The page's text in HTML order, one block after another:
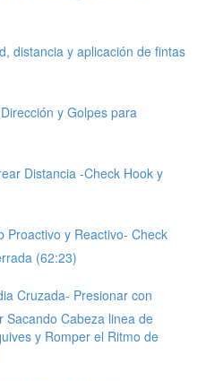
distancia y aplicación de fintas
y Golpes para
Distancia -Check Hook y
Proactivo y Reactivo- Check
(62:23)
Cruzada- Presionar con
Sacando Cabeza linea de
y Romper el Ritmo de